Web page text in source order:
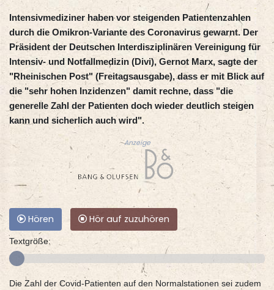
Intensivmediziner haben vor steigenden Patientenzahlen
durch die Omikron-Variante des Coronavirus gewarnt. Der
Präsident der Deutschen Interdisziplinären Vereinigung für
Intensiv- und Notfallmedizin (Divi), Gernot Marx, sagte der
"Rheinischen Post" (Freitagsausgabe), dass er mit Blick auf
die "sehr hohen Inzidenzen" damit rechne, dass "die
generelle Zahl der Patienten doch wieder deutlich steigen
kann und sicherlich auch wird".
Anzeige
Hören Hör auf zuzuhören
Textgröße:
Die Zahl der Covid-Patienten auf den Normalstationen sei zudem